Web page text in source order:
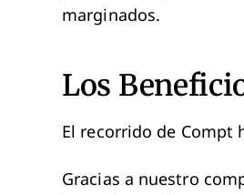
marginados.
Los
El recorrido de Compt
Gracias a nuestro